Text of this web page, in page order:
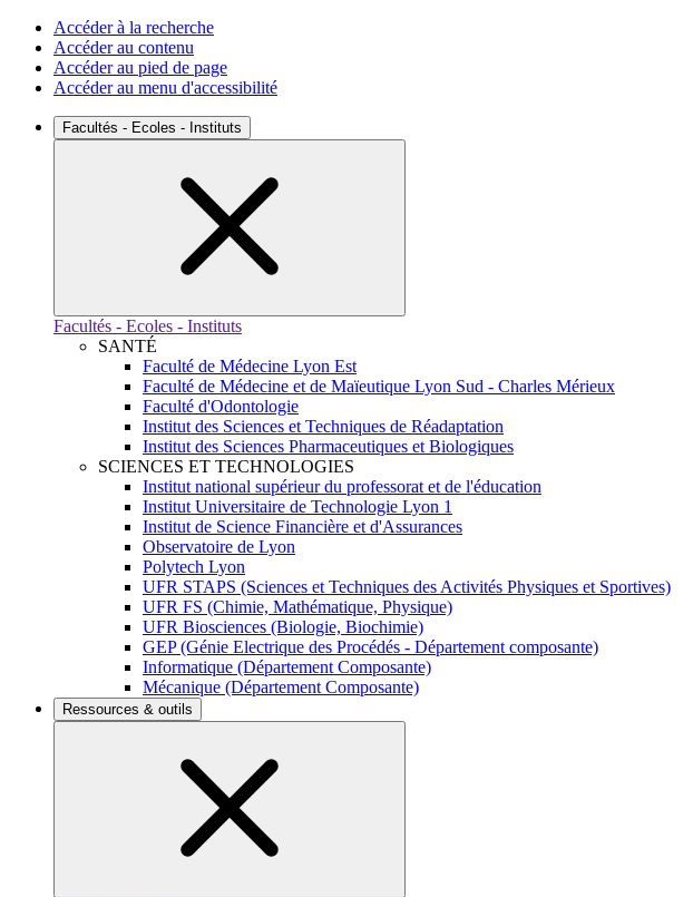
Accéder à la recherche
Accéder au contenu
Accéder au pied de page
Accéder au menu d'accessibilité
Facultés - Ecoles - Instituts
Facultés - Ecoles - Instituts
SANTÉ
Faculté de Médecine Lyon Est
Faculté de Médecine et de Maïeutique Lyon Sud - Charles Mérieux
Faculté d'Odontologie
Institut des Sciences et Techniques de Réadaptation
Institut des Sciences Pharmaceutiques et Biologiques
SCIENCES ET TECHNOLOGIES
Institut national supérieur du professorat et de l'éducation
Institut Universitaire de Technologie Lyon 1
Institut de Science Financière et d'Assurances
Observatoire de Lyon
Polytech Lyon
UFR STAPS (Sciences et Techniques des Activités Physiques et Sportives)
UFR FS (Chimie, Mathématique, Physique)
UFR Biosciences (Biologie, Biochimie)
GEP (Génie Electrique des Procédés - Département composante)
Informatique (Département Composante)
Mécanique (Département Composante)
Ressources & outils